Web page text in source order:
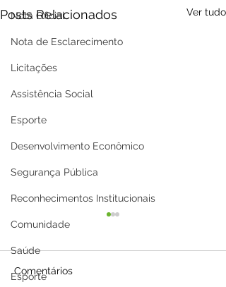
Nota Oficial
Nota de Esclarecimento
Licitações
Assistência Social
Esporte
Desenvolvimento Econômico
Segurança Pública
Reconhecimentos Institucionais
Comunidade
Saúde
Esporte
Posts Relacionados Ver tudo
Comentários